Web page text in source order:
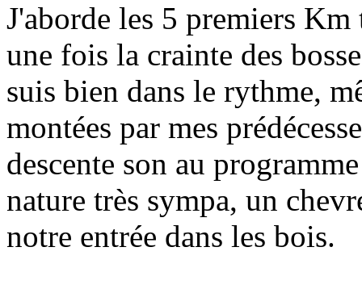
J'aborde les 5 premiers
une fois la crainte des
suis bien dans le rythme,
montées par mes
descente son au
nature très sympa, un
notre entrée dans les bois.